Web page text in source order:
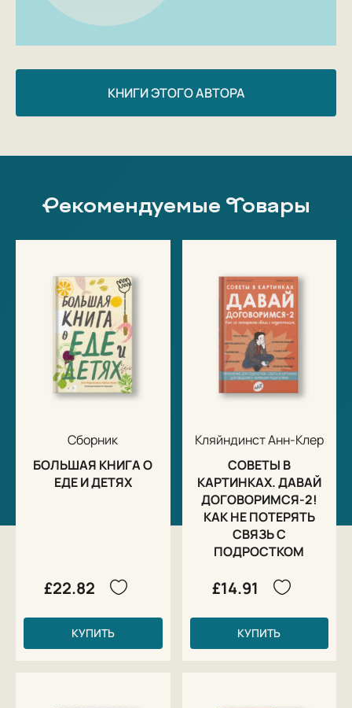
КНИГИ ЭТОГО АВТОРА
Рекомендуемые Товары
Сборник
БОЛЬШАЯ КНИГА О
ЕДЕ И ДЕТЯХ
£22.82
КУПИТЬ
Кляйндинст Анн-Клер
СОВЕТЫ В
КАРТИНКАХ. ДАВАЙ
ДОГОВОРИМСЯ-2!
КАК НЕ ПОТЕРЯТЬ
СВЯЗЬ С
ПОДРОСТКОМ
£14.91
КУПИТЬ